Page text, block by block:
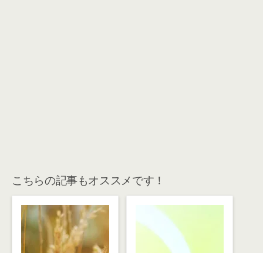
こちらの記事もオススメです！